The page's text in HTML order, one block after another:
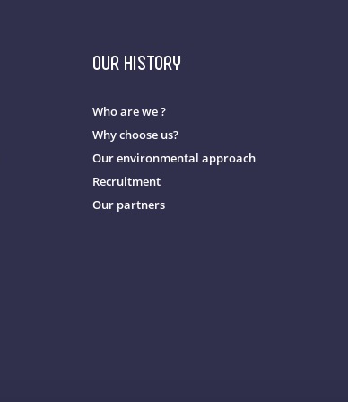
OUR HISTORY
Who are we ?
Why choose us?
Our environmental approach
Recruitment
Our partners